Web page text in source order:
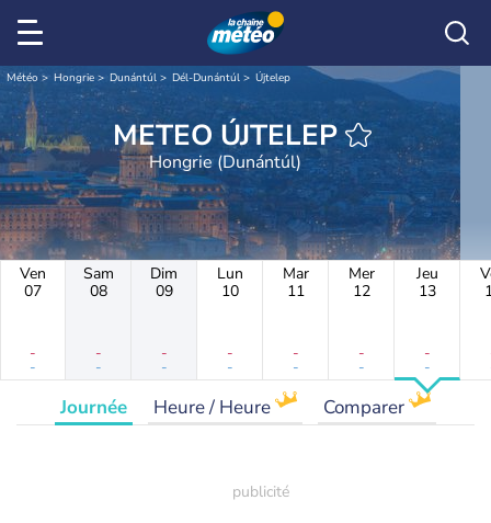
Météo Hongrie Dunántúl Dél-Dunántúl Újtelep
METEO ÚJTELEP
Hongrie (Dunántúl)
Ven
07
-
-
Sam
08
-
-
Dim
09
-
-
Lun
10
-
-
Mar
11
-
-
Mer
12
-
-
Jeu
13
-
-
Journée Heure / Heure Comparer